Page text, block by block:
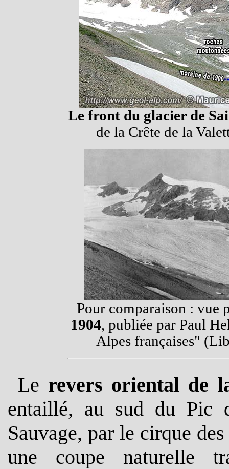
Le front du glacier de
de la Crête de la
Pour comparaison : vue
1904, publiée par Paul
Alpes françaises"
Le revers oriental de
entaillé, au sud du Pic
Sauvage, par le cirque
une coupe naturelle